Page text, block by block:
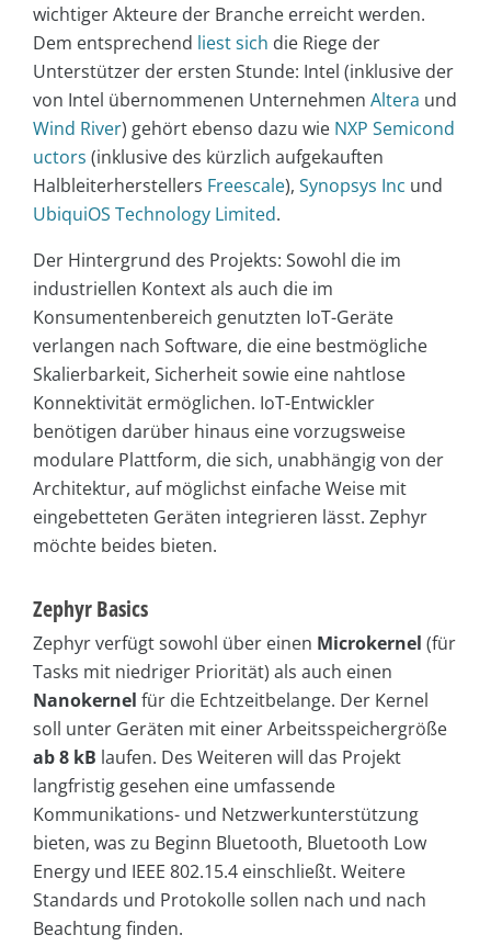
wichtiger Akteure der Branche erreicht werden.
Dem entsprechend liest sich die Riege der
Unterstützer der ersten Stunde: Intel (inklusive der
von Intel übernommenen Unternehmen Altera und
Wind River) gehört ebenso dazu wie NXP Semicond
uctors (inklusive des kürzlich aufgekauften
Halbleiterherstellers Freescale), Synopsys Inc und
UbiquiOS Technology Limited.
Der Hintergrund des Projekts: Sowohl die im
industriellen Kontext als auch die im
Konsumentenbereich genutzten IoT-Geräte
verlangen nach Software, die eine bestmögliche
Skalierbarkeit, Sicherheit sowie eine nahtlose
Konnektivität ermöglichen. IoT-Entwickler
benötigen darüber hinaus eine vorzugsweise
modulare Plattform, die sich, unabhängig von der
Architektur, auf möglichst einfache Weise mit
eingebetteten Geräten integrieren lässt. Zephyr
möchte beides bieten.
Zephyr Basics
Zephyr verfügt sowohl über einen Microkernel (für
Tasks mit niedriger Priorität) als auch einen
Nanokernel für die Echtzeitbelange. Der Kernel
soll unter Geräten mit einer Arbeitsspeichergröße
ab 8 kB laufen. Des Weiteren will das Projekt
langfristig gesehen eine umfassende
Kommunikations- und Netzwerkunterstützung
bieten, was zu Beginn Bluetooth, Bluetooth Low
Energy und IEEE 802.15.4 einschließt. Weitere
Standards und Protokolle sollen nach und nach
Beachtung finden.